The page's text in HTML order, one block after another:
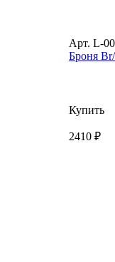
Арт. L-
Броня
Купить
2410 ₽